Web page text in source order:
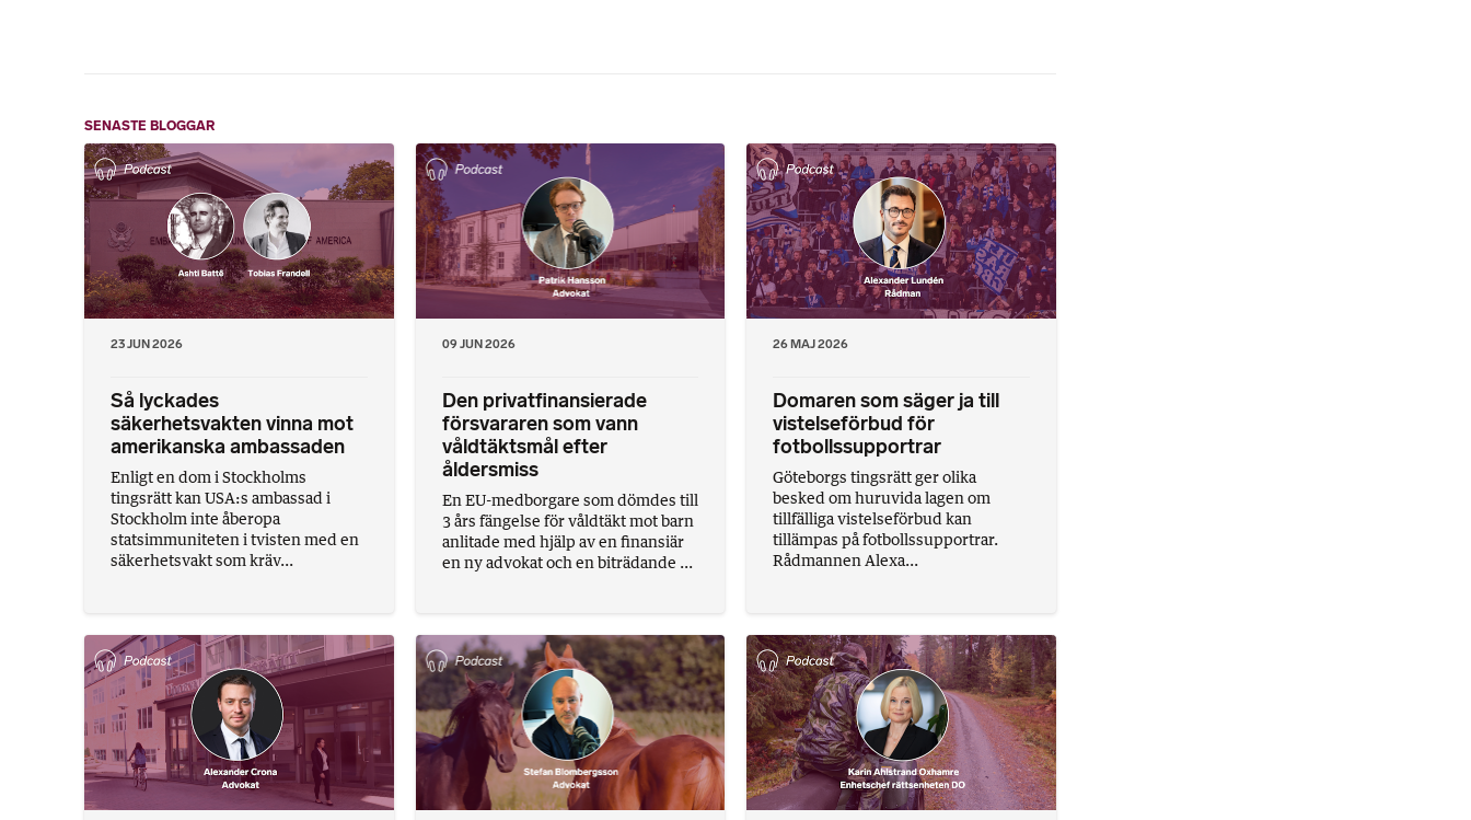
SENASTE BLOGGAR
23 JUN 2026
Så lyckades
säkerhetsvakten vinna mot
amerikanska ambassaden
Enligt en dom i Stockholms
tingsrätt kan USA:s ambassad i
Stockholm inte åberopa
statsimmuniteten i tvisten med en
säkerhetsvakt som kräv...
09 JUN 2026
Den privatfinansierade
försvararen som vann
våldtäktsmål efter
åldersmiss
En EU-medborgare som dömdes till
3 års fängelse för våldtäkt mot barn
anlitade med hjälp av en finansiär
en ny advokat och en biträdande ...
26 MAJ 2026
Domaren som säger ja till
vistelseförbud för
fotbollssupportrar
Göteborgs tingsrätt ger olika
besked om huruvida lagen om
tillfälliga vistelseförbud kan
tillämpas på fotbollssupportrar.
Rådmannen Alexa...